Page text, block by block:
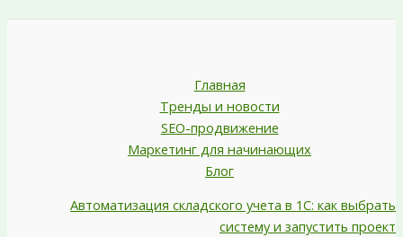
Главная
Тренды и новости
SEO-продвижение
Маркетинг для начинающих
Блог
Автоматизация складского учета в 1С: как выбрать
систему и запустить проект